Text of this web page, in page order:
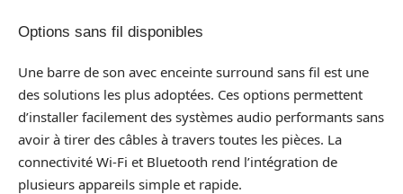
Options sans fil disponibles
Une barre de son avec enceinte surround sans fil est une
des solutions les plus adoptées. Ces options permettent
d’installer facilement des systèmes audio performants sans
avoir à tirer des câbles à travers toutes les pièces. La
connectivité Wi-Fi et Bluetooth rend l’intégration de
plusieurs appareils simple et rapide.